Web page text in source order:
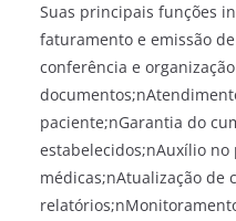
Suas principais funções
faturamento e emissão
conferência e
paciente;nGarantia do
estabelecidos;nAuxílio
médicas;nAtualização de